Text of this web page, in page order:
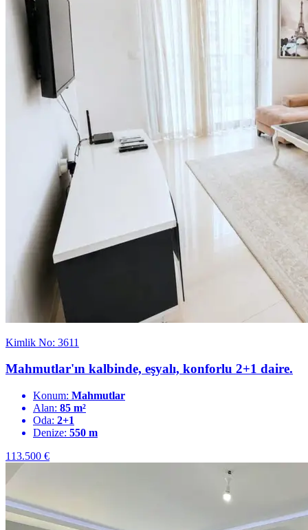
Kimlik No: 3611
Mahmutlar'ın kalbinde, eşyalı, konforlu 2+1 daire.
Konum: Mahmutlar
Alan: 85 m²
Oda: 2+1
Denize: 550 m
113.500 €